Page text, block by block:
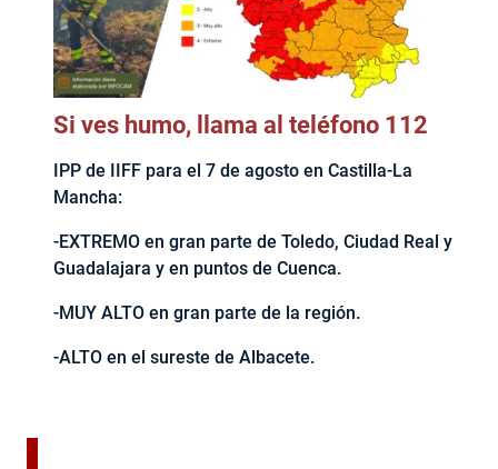
Si ves humo, llama al teléfono 112
IPP de IIFF para el 7 de agosto en Castilla-La
Mancha:
-EXTREMO en gran parte de Toledo, Ciudad Real y
Guadalajara y en puntos de Cuenca.
-MUY ALTO en gran parte de la región.
-ALTO en el sureste de Albacete.